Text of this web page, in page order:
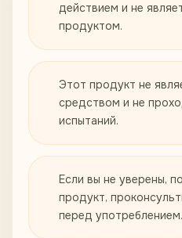
действием и не
продуктом.
Этот продукт не
средством и не
испытаний.
Если вы не уверены,
продукт,
перед употреблением.